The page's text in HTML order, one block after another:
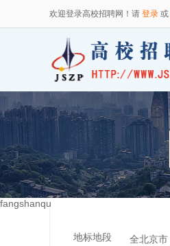
欢迎登录高校招聘网！请 登录 或
fangshanqu
地标地段 全北京市